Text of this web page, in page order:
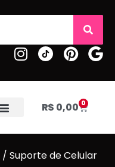
R$ 0,00 0
/ Suporte de Celular